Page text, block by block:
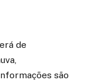
de
são